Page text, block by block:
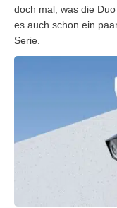
doch mal, was die
es auch schon ein
Serie.